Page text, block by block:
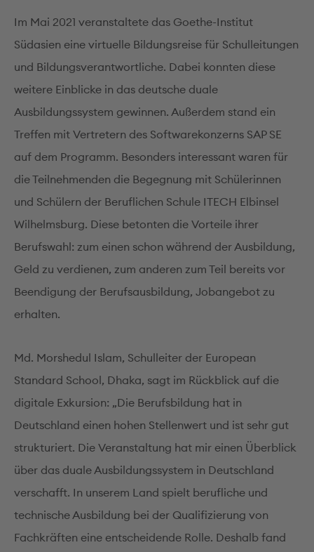
Im Mai 2021 veranstaltete das Goethe-Institut
Südasien eine virtuelle Bildungsreise für Schulleitungen
und Bildungsverantwortliche. Dabei konnten diese
weitere Einblicke in das deutsche duale
Ausbildungssystem gewinnen. Außerdem stand ein
Treffen mit Vertretern des Softwarekonzerns SAP SE
auf dem Programm. Besonders interessant waren für
die Teilnehmenden die Begegnung mit Schülerinnen
und Schülern der Beruflichen Schule ITECH Elbinsel
Wilhelmsburg. Diese betonten die Vorteile ihrer
Berufswahl: zum einen schon während der Ausbildung,
Geld zu verdienen, zum anderen zum Teil bereits vor
Beendigung der Berufsausbildung, Jobangebot zu
erhalten.
Md. Morshedul Islam, Schulleiter der European
Standard School, Dhaka, sagt im Rückblick auf die
digitale Exkursion: „Die Berufsbildung hat in
Deutschland einen hohen Stellenwert und ist sehr gut
strukturiert. Die Veranstaltung hat mir einen Überblick
über das duale Ausbildungssystem in Deutschland
verschafft. In unserem Land spielt berufliche und
technische Ausbildung bei der Qualifizierung von
Fachkräften eine entscheidende Rolle. Deshalb fand